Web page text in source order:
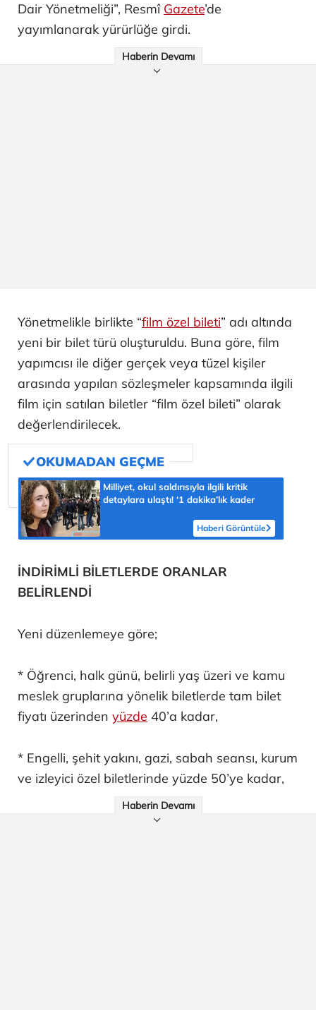
Dair Yönetmeliği”, Resmî Gazete’de
yayımlanarak yürürlüğe girdi.
Haberin Devamı
Yönetmelikle birlikte “film özel bileti” adı altında
yeni bir bilet türü oluşturuldu. Buna göre, film
yapımcısı ile diğer gerçek veya tüzel kişiler
arasında yapılan sözleşmeler kapsamında ilgili
film için satılan biletler “film özel bileti” olarak
değerlendirilecek.
Milliyet, okul saldırısıyla ilgili kritik
detaylara ulaştı! ‘1 dakika’lık kader
Haberi Görüntüle
İNDİRİMLİ BİLETLERDE ORANLAR
BELİRLENDİ
Yeni düzenlemeye göre;
* Öğrenci, halk günü, belirli yaş üzeri ve kamu
meslek gruplarına yönelik biletlerde tam bilet
fiyatı üzerinden yüzde 40’a kadar,
* Engelli, şehit yakını, gazi, sabah seansı, kurum
ve izleyici özel biletlerinde yüzde 50’ye kadar,
Haberin Devamı